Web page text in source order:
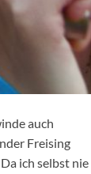
auch
Freising
ich selbst nie